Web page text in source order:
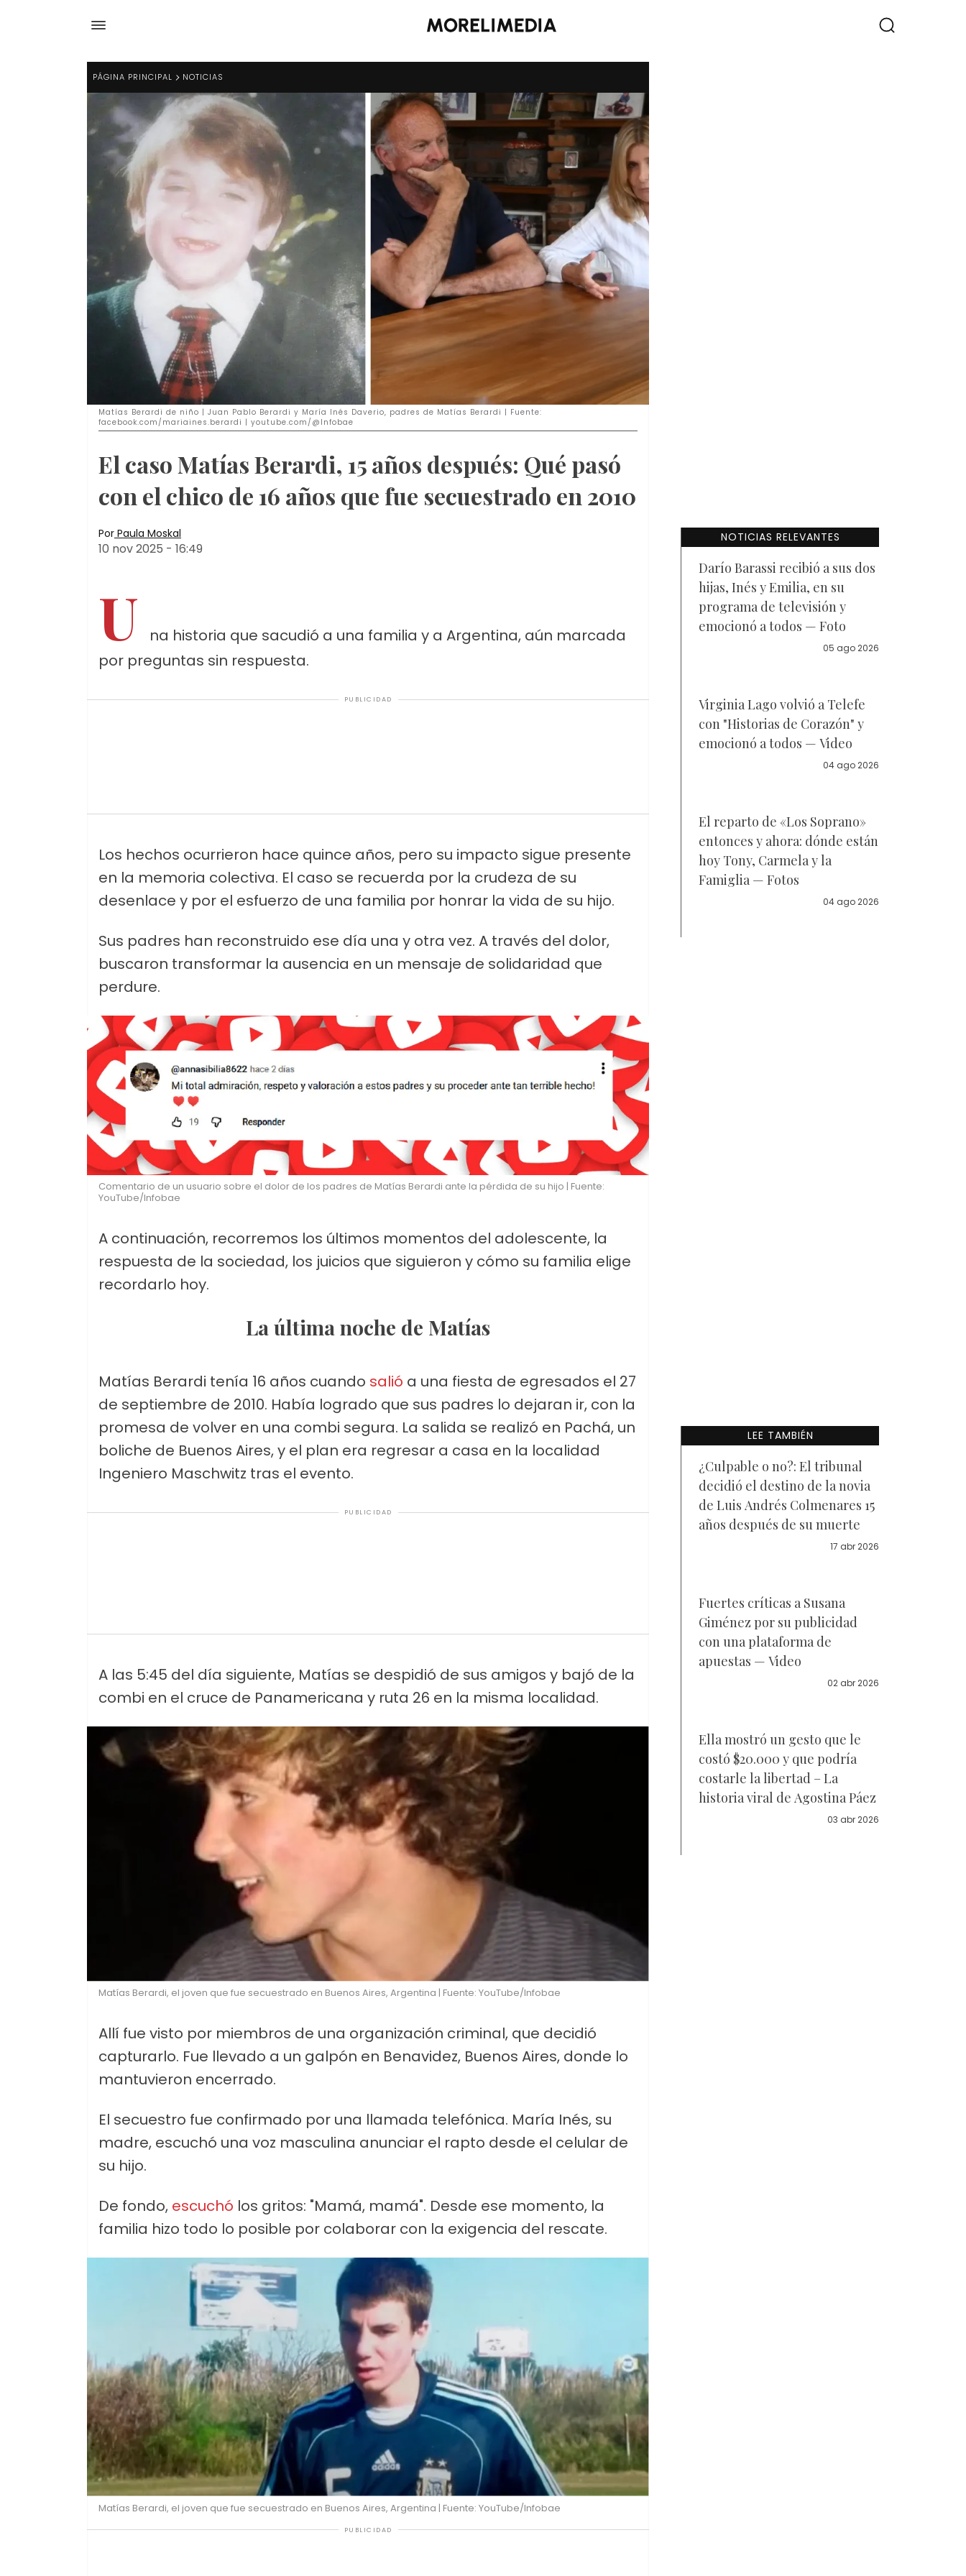
PÁGINA PRINCIPAL NOTICIAS
Matías Berardi de niño | Juan Pablo Berardi y María Inés Daverio, padres de Matías Berardi | Fuente:
facebook.com/mariaines.berardi | youtube.com/@Infobae
El caso Matías Berardi, 15 años después: Qué pasó
con el chico de 16 años que fue secuestrado en 2010
Por Paula Moskal
10 nov 2025 - 16:49
U
na historia que sacudió a una familia y a Argentina, aún marcada
por preguntas sin respuesta.
PUBLICIDAD
Los hechos ocurrieron hace quince años, pero su impacto sigue presente
en la memoria colectiva. El caso se recuerda por la crudeza de su
desenlace y por el esfuerzo de una familia por honrar la vida de su hijo.
Sus padres han reconstruido ese día una y otra vez. A través del dolor,
buscaron transformar la ausencia en un mensaje de solidaridad que
perdure.
Comentario de un usuario sobre el dolor de los padres de Matías Berardi ante la pérdida de su hijo | Fuente:
YouTube/Infobae
A continuación, recorremos los últimos momentos del adolescente, la
respuesta de la sociedad, los juicios que siguieron y cómo su familia elige
recordarlo hoy.
La última noche de Matías
Matías Berardi tenía 16 años cuando salió a una fiesta de egresados el 27
de septiembre de 2010. Había logrado que sus padres lo dejaran ir, con la
promesa de volver en una combi segura. La salida se realizó en Pachá, un
boliche de Buenos Aires, y el plan era regresar a casa en la localidad
Ingeniero Maschwitz tras el evento.
PUBLICIDAD
A las 5:45 del día siguiente, Matías se despidió de sus amigos y bajó de la
combi en el cruce de Panamericana y ruta 26 en la misma localidad.
Matías Berardi, el joven que fue secuestrado en Buenos Aires, Argentina | Fuente: YouTube/Infobae
Allí fue visto por miembros de una organización criminal, que decidió
capturarlo. Fue llevado a un galpón en Benavidez, Buenos Aires, donde lo
mantuvieron encerrado.
El secuestro fue confirmado por una llamada telefónica. María Inés, su
madre, escuchó una voz masculina anunciar el rapto desde el celular de
su hijo.
De fondo, escuchó los gritos: "Mamá, mamá". Desde ese momento, la
familia hizo todo lo posible por colaborar con la exigencia del rescate.
Matías Berardi, el joven que fue secuestrado en Buenos Aires, Argentina | Fuente: YouTube/Infobae
PUBLICIDAD
NOTICIAS RELEVANTES
Darío Barassi recibió a sus dos
hijas, Inés y Emilia, en su
programa de televisión y
emocionó a todos — Foto
05 ago 2026
Virginia Lago volvió a Telefe
con "Historias de Corazón" y
emocionó a todos — Video
04 ago 2026
El reparto de «Los Soprano»
entonces y ahora: dónde están
hoy Tony, Carmela y la
Famiglia — Fotos
04 ago 2026
LEE TAMBIÉN
¿Culpable o no?: El tribunal
decidió el destino de la novia
de Luis Andrés Colmenares 15
años después de su muerte
17 abr 2026
Fuertes críticas a Susana
Giménez por su publicidad
con una plataforma de
apuestas — Video
02 abr 2026
Ella mostró un gesto que le
costó $20.000 y que podría
costarle la libertad – La
historia viral de Agostina Páez
03 abr 2026